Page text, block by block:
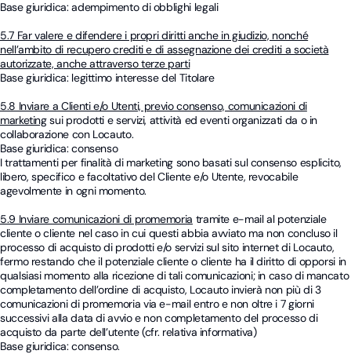
Base giuridica: adempimento di obblighi legali
5.7 Far valere e difendere i propri diritti anche in giudizio, nonché
nell’ambito di recupero crediti e di assegnazione dei crediti a società
autorizzate, anche attraverso terze parti
Base giuridica: legittimo interesse del Titolare
5.8 Inviare a Clienti e/o Utenti, previo consenso, comunicazioni di
marketingsui prodotti e servizi, attività ed eventi organizzati da o in
collaborazione con Locauto.
Base giuridica: consenso
I trattamenti per finalità di marketing sono basati sul consenso esplicito,
libero, specifico e facoltativo del Cliente e/o Utente, revocabile
agevolmente in ogni momento.
5.9 Inviare comunicazioni di promemoria tramite e-mail al potenziale
cliente o cliente nel caso in cui questi abbia avviato ma non concluso il
processo di acquisto di prodotti e/o servizi sul sito internet di Locauto,
fermo restando che il potenziale cliente o cliente ha il diritto di opporsi in
qualsiasi momento alla ricezione di tali comunicazioni; in caso di mancato
completamento dell’ordine di acquisto, Locauto invierà non più di 3
comunicazioni di promemoria via e-mail entro e non oltre i 7 giorni
successivi alla data di avvio e non completamento del processo di
acquisto da parte dell’utente (cfr. relativa informativa)
Base giuridica: consenso.